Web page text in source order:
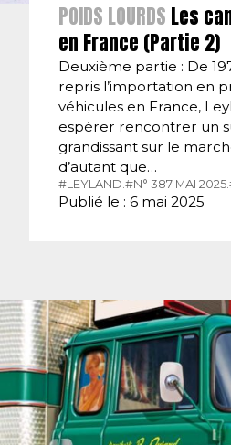
POIDS LOURDS Les
en France (Partie 2)
Deuxième partie : De
repris l’importation en
véhicules en France,
espérer rencontrer un
grandissant sur le
d’autant que…
#LEYLAND. #N° 387 MAI 2025.
Publié le : 6 mai 2025